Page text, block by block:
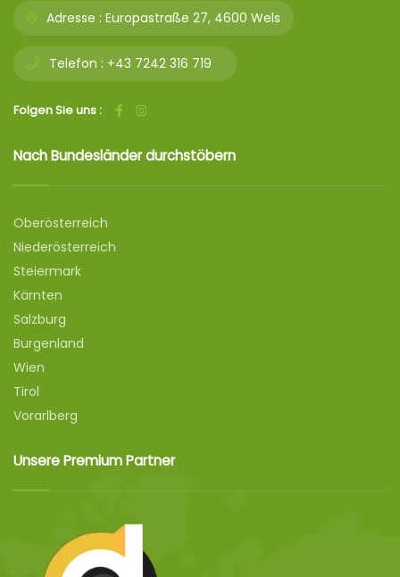
Adresse : Europastraße 27, 4600 Wels
Telefon : +43 7242 316 719
Folgen Sie uns :
Nach Bundesländer durchstöbern
Oberösterreich
Niederösterreich
Steiermark
Kärnten
Salzburg
Burgenland
Wien
Tirol
Vorarlberg
Unsere Premium Partner